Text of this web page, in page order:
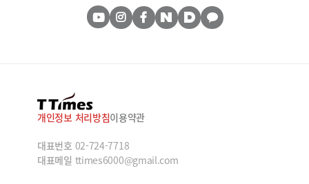
개인정보 처리방침이용약관
대표번호 02-724-7718
대표메일 ttimes6000@gmail.com